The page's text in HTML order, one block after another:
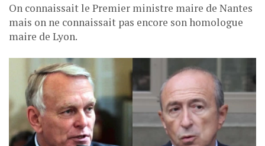
On connaissait le Premier ministre maire de Nantes
mais on ne connaissait pas encore son homologue
maire de Lyon.